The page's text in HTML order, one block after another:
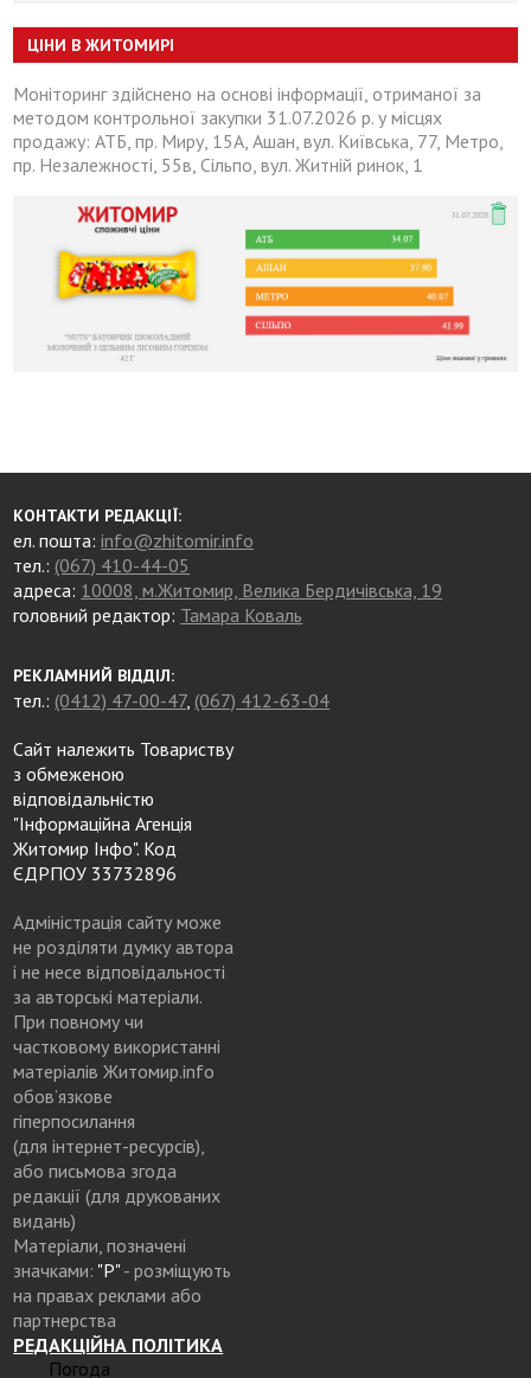
ЦІНИ В ЖИТОМИРІ
Моніторинг здійснено на основі інформації, отриманої за
методом контрольної закупки 31.07.2026 р. у місцях
продажу: АТБ, пр. Миру, 15А, Ашан, вул. Київська, 77, Метро,
пр. Незалежності, 55в, Сільпо, вул. Житній ринок, 1
КОНТАКТИ РЕДАКЦІЇ:
ел. пошта:info@zhitomir.info
тел.: (067) 410-44-05
адреса: 10008, м.Житомир, Велика Бердичівська, 19
головний редактор: Тамара Коваль
РЕКЛАМНИЙ ВІДДІЛ:
тел.: (0412) 47-00-47, (067) 412-63-04
Сайт належить Товариству
з обмеженою
відповідальністю
"Інформаційна Агенція
Житомир Інфо". Код
ЄДРПОУ 33732896
Адміністрація сайту може
не розділяти думку автора
і не несе відповідальності
за авторські матеріали.
При повному чи
частковому використанні
матеріалів Житомир.info
обов’язкове
гіперпосилання
(для інтернет-ресурсів),
або письмова згода
редакції (для друкованих
видань)
Матеріали, позначені
значками: "Р"- розміщують
на правах реклами або
партнерства
РЕДАКЦІЙНА ПОЛІТИКА
Погода